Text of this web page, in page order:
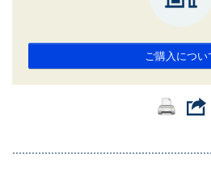
ご購入につい